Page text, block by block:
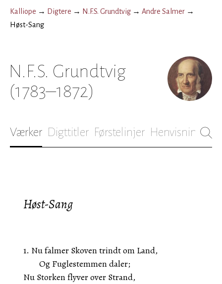
Kalliope → Digtere → N.F.S. Grundtvig → Andre Salmer →
Høst-Sang
N.F.S. Grundtvig
(1783–1872)
Værker Digttitler Førstelinjer Henvisninger
Høst-Sang
1. Nu falmer Skoven trindt om Land,
Og Fuglestemmen daler;
Nu Storken flyver over Strand,